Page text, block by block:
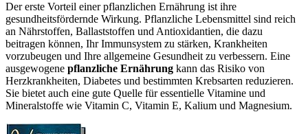
Der erste Vorteil einer pflanzlichen Ernährung ist ihre
gesundheitsfördernde Wirkung. Pflanzliche Lebensmittel sind reich
an Nährstoffen, Ballaststoffen und Antioxidantien, die dazu
beitragen können, Ihr Immunsystem zu stärken, Krankheiten
vorzubeugen und Ihre allgemeine Gesundheit zu verbessern. Eine
ausgewogene pflanzliche Ernährung kann das Risiko von
Herzkrankheiten, Diabetes und bestimmten Krebsarten reduzieren.
Sie bietet auch eine gute Quelle für essentielle Vitamine und
Mineralstoffe wie Vitamin C, Vitamin E, Kalium und Magnesium.